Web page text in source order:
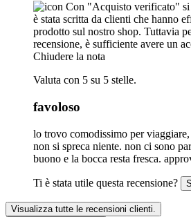
Con "Acquisto verificato" si
è stata scritta da clienti che hanno
prodotto sul nostro shop. Tuttavia
recensione, è sufficiente avere un
Chiudere la nota
Valuta con 5 su 5 stelle.
favoloso
lo trovo comodissimo per
non si spreca niente. non ci sono
buono e la bocca resta fresca.
Ti è stata utile questa recensione?
Visualizza tutte le recensioni clienti.